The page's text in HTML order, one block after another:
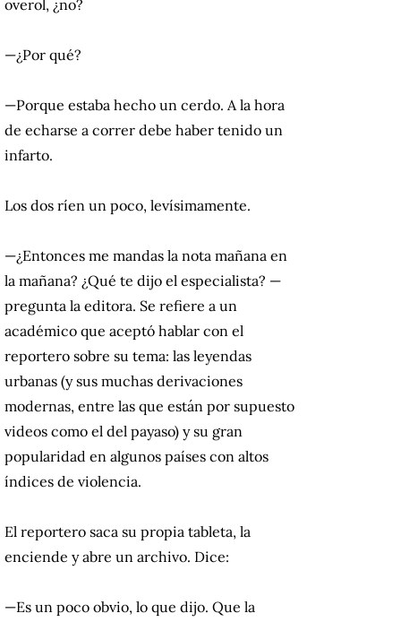
overol, ¿no?
—¿Por qué?
—Porque estaba hecho un cerdo. A la hora
de echarse a correr debe haber tenido un
infarto.
Los dos ríen un poco, levísimamente.
—¿Entonces me mandas la nota mañana en
la mañana? ¿Qué te dijo el especialista? —
pregunta la editora. Se refiere a un
académico que aceptó hablar con el
reportero sobre su tema: las leyendas
urbanas (y sus muchas derivaciones
modernas, entre las que están por supuesto
videos como el del payaso) y su gran
popularidad en algunos países con altos
índices de violencia.
El reportero saca su propia tableta, la
enciende y abre un archivo. Dice:
—Es un poco obvio, lo que dijo. Que la